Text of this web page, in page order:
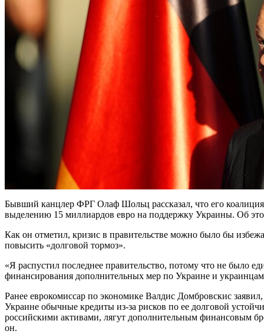
Бывший канцлер ФРГ Олаф Шольц рассказал, что его коалиция
выделению 15 миллиардов евро на поддержку Украины. Об
Как он отметил, кризис в правительстве можно было бы
повысить «долговой тормоз».
«Я распустил последнее правительство, потому что не было
финансирования дополнительных мер по Украине и
Ранее еврокомиссар по экономике Валдис Домбровскис
Украине обычные кредиты из-за рисков по ее долговой
российскими активами, лягут дополнительным финансовым
он.